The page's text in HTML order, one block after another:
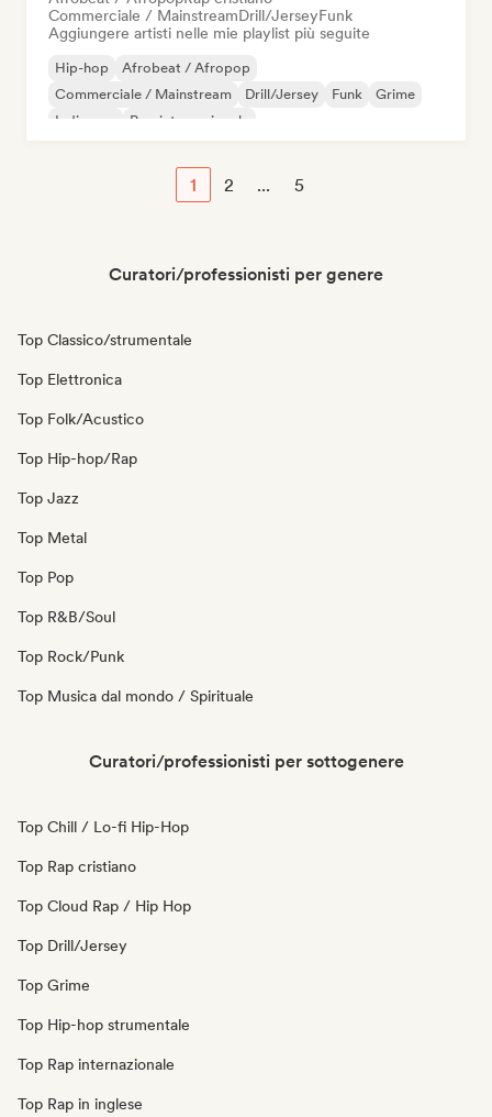
Commerciale / MainstreamDrill/JerseyFunk
Aggiungere artisti nelle mie playlist più seguite
Hip-hop
Afrobeat / Afropop
Commerciale / Mainstream
Drill/Jersey Funk
Grime
Indie pop
Pop internazionale
1 2 ... 5
Curatori/professionisti per genere
Top Classico/strumentale
Top Elettronica
Top Folk/Acustico
Top Hip-hop/Rap
Top Jazz
Top Metal
Top Pop
Top R&B/Soul
Top Rock/Punk
Top Musica dal mondo / Spirituale
Curatori/professionisti per sottogenere
Top Chill / Lo-fi Hip-Hop
Top Rap cristiano
Top Cloud Rap / Hip Hop
Top Drill/Jersey
Top Grime
Top Hip-hop strumentale
Top Rap internazionale
Top Rap in inglese